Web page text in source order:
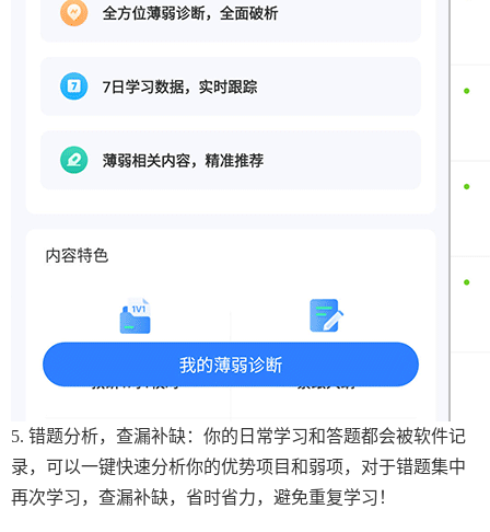
5. 错题分析，查漏补缺：你的日常学习和答题都会被软件记
录，可以一键快速分析你的优势项目和弱项，对于错题集中
再次学习，查漏补缺，省时省力，避免重复学习！